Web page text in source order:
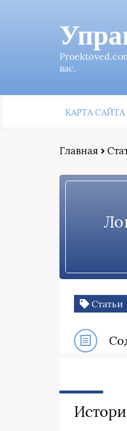
вас.
КАРТА САЙТА
Главная
Статьи